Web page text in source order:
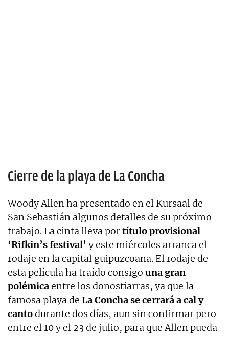
Cierre de la playa de La Concha
Woody Allen ha presentado en el Kursaal de
San Sebastián algunos detalles de su próximo
trabajo. La cinta lleva portítulo provisional
‘Rifkin’s festival’ y este miércoles arranca el
rodaje en la capital guipuzcoana. El rodaje de
esta película ha traído consigo una gran
polémicaentre los donostiarras, ya que la
famosa playa de La Concha se cerrará a cal y
cantodurante dos días, aun sin confirmar pero
entre el 10 y el 23 de julio, para que Allen pueda